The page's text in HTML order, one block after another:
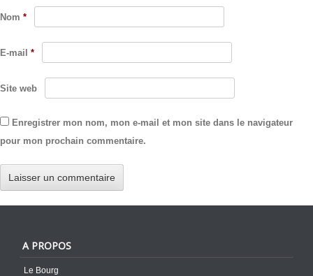
Nom *
E-mail *
Site web
Enregistrer mon nom, mon e-mail et mon site dans le navigateur
pour mon prochain commentaire.
A PROPOS
Le Bourg